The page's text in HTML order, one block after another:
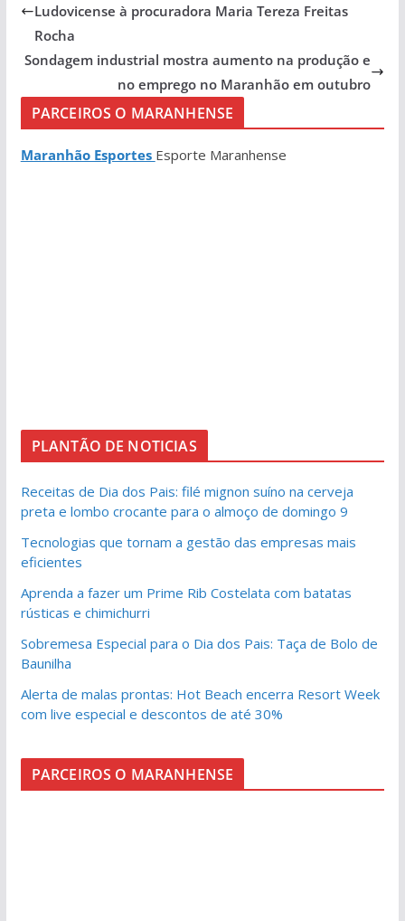
Ludovicense à procuradora Maria Tereza Freitas
Rocha
Sondagem industrial mostra aumento na produção e
no emprego no Maranhão em outubro
PARCEIROS O MARANHENSE
Maranhão Esportes Esporte Maranhense
PLANTÃO DE NOTICIAS
Receitas de Dia dos Pais: filé mignon suíno na cerveja
preta e lombo crocante para o almoço de domingo 9
Tecnologias que tornam a gestão das empresas mais
eficientes
Aprenda a fazer um Prime Rib Costelata com batatas
rústicas e chimichurri
Sobremesa Especial para o Dia dos Pais: Taça de Bolo de
Baunilha
Alerta de malas prontas: Hot Beach encerra Resort Week
com live especial e descontos de até 30%
PARCEIROS O MARANHENSE